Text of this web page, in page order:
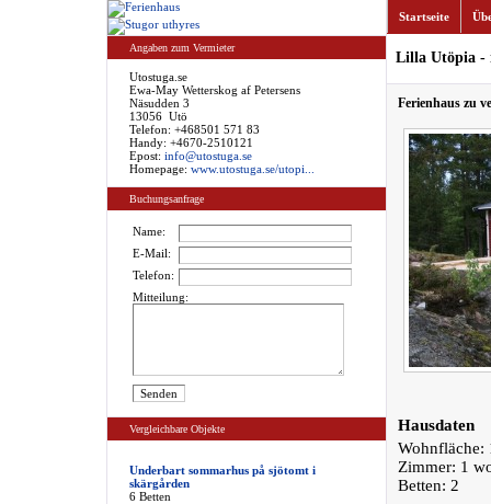
Angaben zum Vermieter
Utostuga.se
Ewa-May Wetterskog af Petersens
Näsudden 3
13056 Utö
Telefon: +468501 571 83
Handy: +4670-2510121
Epost: info@utostuga.se
Homepage: www.utostuga.se/utopi...
Buchungsanfrage
Name:
E-Mail:
Telefon:
Mitteilung:
Vergleichbare Objekte
Underbart sommarhus på sjötomt i
skärgården
6 Betten
Startseite
Lilla Utöpia -
Ferienhaus zu
Hausdaten
Wohnfläche:
Zimmer: 1
Betten: 2